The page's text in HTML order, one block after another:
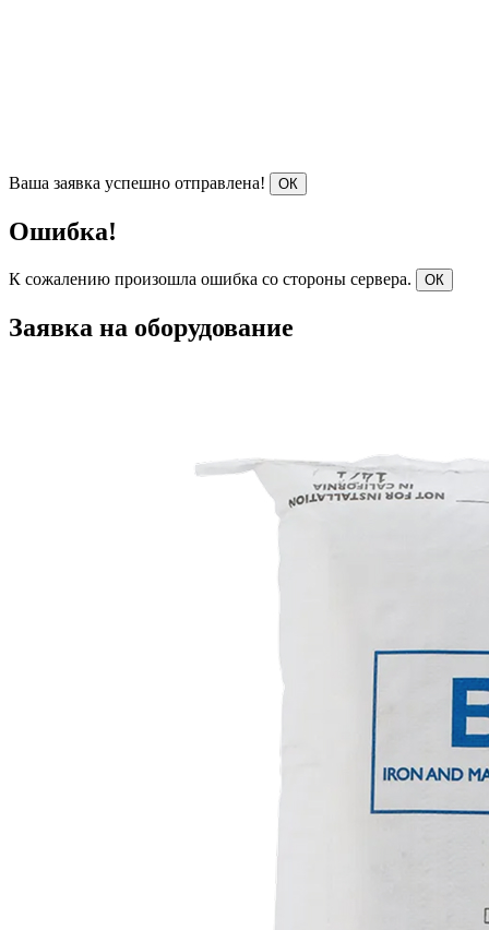
Ваша заявка успешно отправлена! ОК
Ошибка!
К сожалению произошла ошибка со стороны сервера. ОК
Заявка на оборудование